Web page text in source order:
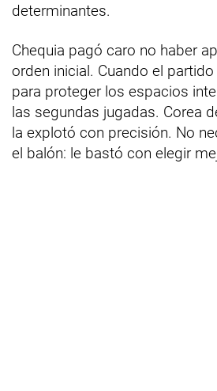
determinantes.
Chequia pagó caro no haber
orden inicial. Cuando el
para proteger los espacios
las segundas jugadas. Corea
la explotó con precisión. No
el balón: le bastó con elegir